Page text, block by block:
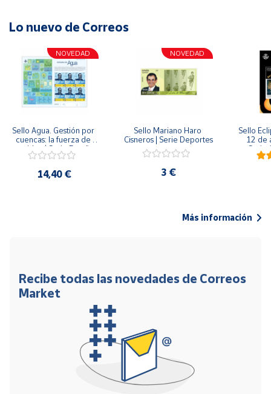
Lo nuevo de Correos
NOVEDAD
Sello Agua. Gestión por
cuencas: la fuerza de
una idea.| Serie España
ES| Pliego Premium
14,40 €
NOVEDAD
Sello Mariano Haro
Cisneros | Serie Deportes
3 €
Sello
12 de
Serie
Más información
Recibe todas las novedades de Correos
Market